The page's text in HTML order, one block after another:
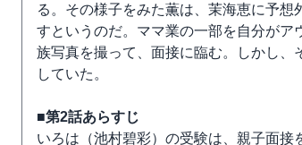
る。その様子をみた薫は、茉海恵に予
すというのだ。ママ業の一部を自分が
族写真を撮って、面接に臨む。しかし
していた。
■第2話あらすじ
いろは（池村碧彩）の受験は、親子面